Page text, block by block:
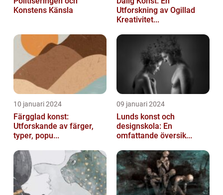
Konstens Känsla
Utforskning av Ogillad
Kreativitet...
10 januari 2024
Färgglad konst:
Utforskande av färger,
typer, popu...
09 januari 2024
Lunds konst och
designskola: En
omfattande översik...